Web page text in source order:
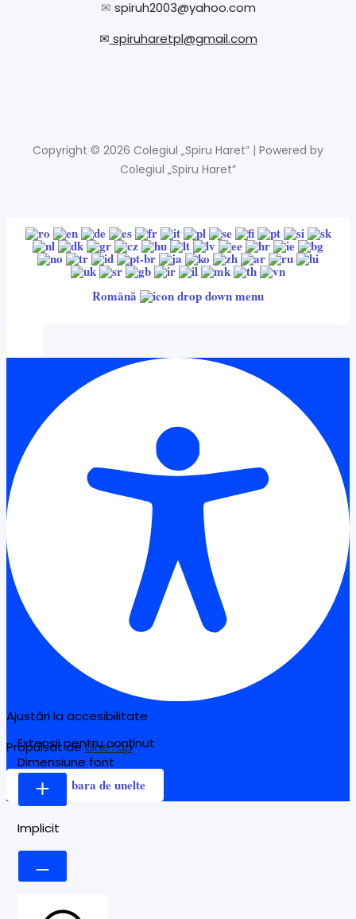
✉ spiruh2003@yahoo.com
✉ spiruharetpl@gmail.com
Copyright © 2026 Colegiul „Spiru Haret” | Powered by
Colegiul „Spiru Haret”
Română
Ajustări la accesibilitate
Propulsat deOneTap
Ascunde bara de unelte
Extensii pentru conținut
Dimensiune font
Implicit